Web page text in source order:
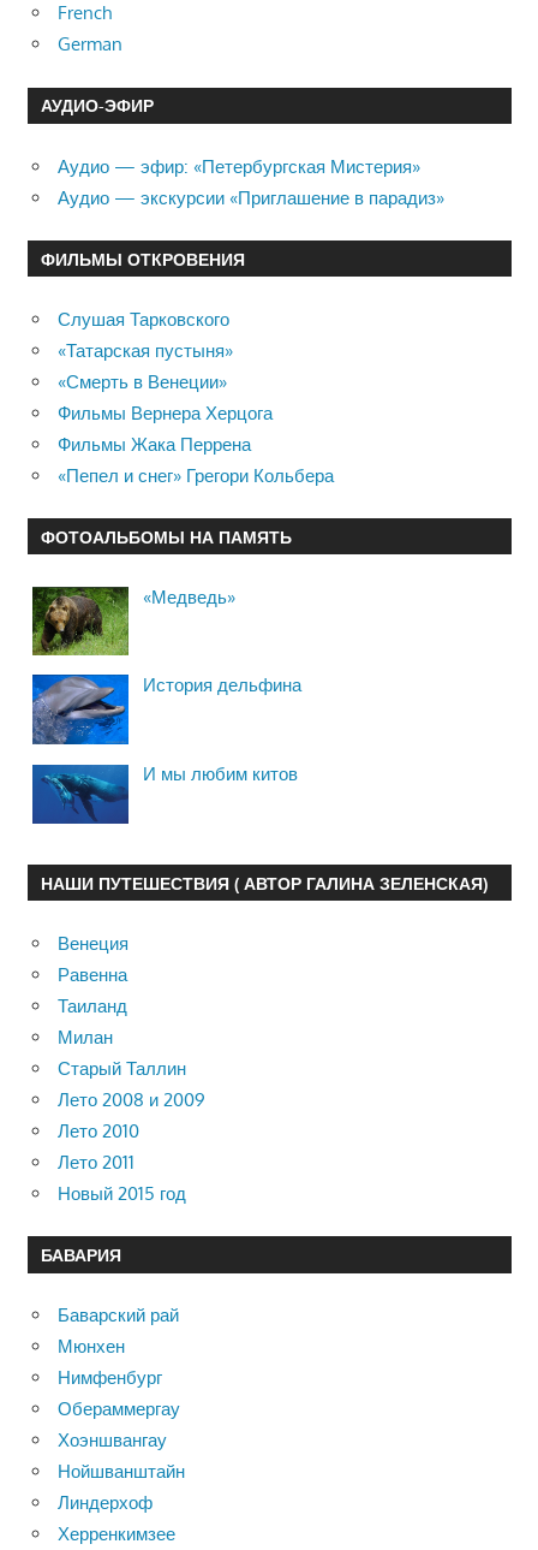
French
German
АУДИО-ЭФИР
Аудио — эфир: «Петербургская Мистерия»
Аудио — экскурсии «Приглашение в парадиз»
ФИЛЬМЫ ОТКРОВЕНИЯ
Слушая Тарковского
«Татарская пустыня»
«Смерть в Венеции»
Фильмы Вернера Херцога
Фильмы Жака Перрена
«Пепел и снег» Грегори Кольбера
ФОТОАЛЬБОМЫ НА ПАМЯТЬ
«Медведь»
История дельфина
И мы любим китов
НАШИ ПУТЕШЕСТВИЯ ( АВТОР ГАЛИНА ЗЕЛЕНСКАЯ)
Венеция
Равенна
Таиланд
Милан
Старый Таллин
Лето 2008 и 2009
Лето 2010
Лето 2011
Новый 2015 год
БАВАРИЯ
Баварский рай
Мюнхен
Нимфенбург
Обераммергау
Хоэншвангау
Нойшванштайн
Линдерхоф
Херренкимзее